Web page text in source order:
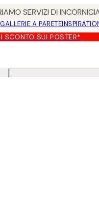
SERVIZI DI
GALLERIE A PARETE
SUI POSTER*